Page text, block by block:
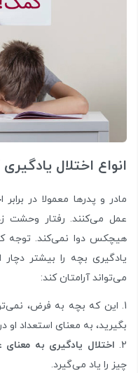
انواع اختلال
مادر و پدرها معمولا در
عمل می‌کنند. رفتار وحشت
هیچکس دوا نمی‌کند. توجه
یادگیری بچه را بیشتر
می‌تواند آرامتان کند:
این که بچه به فرض،
بگیرید، به معنای استعداد او
اختلال یادگیری به
چیز را یاد می‌گیرد.